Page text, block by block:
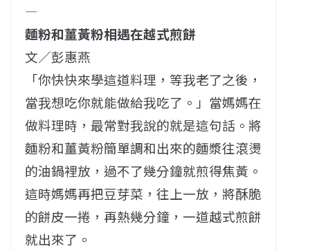
—
麵粉和薑黃粉相遇在越式煎餅
文／彭惠燕
「你快快來學這道料理，等我老了之後，
當我想吃你就能做給我吃了。」當媽媽在
做料理時，最常對我說的就是這句話。將
麵粉和薑黃粉簡單調和出來的麵漿往滾燙
的油鍋裡放，過不了幾分鐘就煎得焦黃。
這時媽媽再把豆芽菜，往上一放，將酥脆
的餅皮一捲，再熱幾分鐘，一道越式煎餅
就出來了。